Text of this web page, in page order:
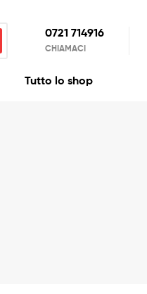
0721 714916
CHIAMACI
Tutto lo shop